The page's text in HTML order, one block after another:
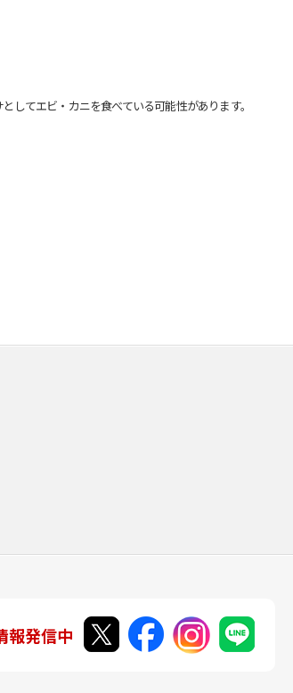
てエビ・カニを食べている可能性があります。
報発信中